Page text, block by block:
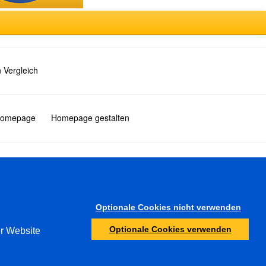
Vergleich
Homepage gestalten
Jugendschutz
Website
Optionale Cookies nicht verwenden
Optionale Cookies verwenden